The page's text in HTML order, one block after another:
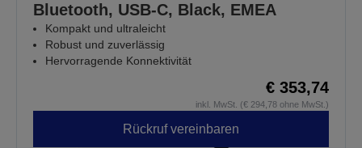
Bluetooth, USB-C, Black, EMEA
Kompakt und ultraleicht
Robust und zuverlässig
Hervorragende Konnektivität
€ 353,74
inkl. MwSt. (€ 294,78 ohne MwSt.)
Rückruf vereinbaren